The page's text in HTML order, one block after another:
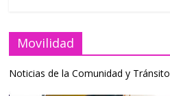
Movilidad
Noticias de la Comunidad y Tránsito